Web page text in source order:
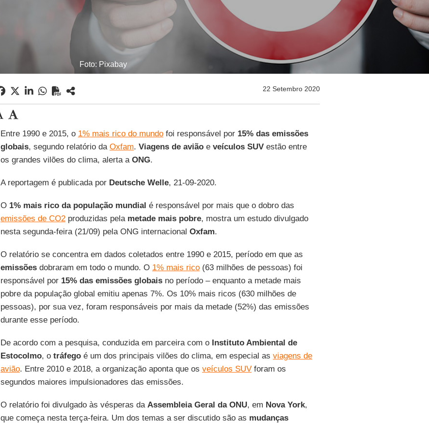
Foto: Pixabay
22 Setembro 2020
Entre 1990 e 2015, o 1% mais rico do mundofoi responsável por 15% das emissões
globais, segundo relatório da Oxfam. Viagens de avião eveículos SUVestão entre
os grandes vilões do clima, alerta a ONG.
A reportagem é publicada por Deutsche Welle, 21-09-2020.
O 1% mais rico da população mundial é responsável por mais que o dobro das
emissões de CO2produzidas pela metade mais pobre, mostra um estudo divulgado
nesta segunda-feira (21/09) pela ONG internacional Oxfam.
O relatório se concentra em dados coletados entre 1990 e 2015, período em que as
emissõesdobraram em todo o mundo. O 1% mais rico(63 milhões de pessoas) foi
responsável por 15% das emissões globaisno período – enquanto a metade mais
pobre da população global emitiu apenas 7%. Os 10% mais ricos (630 milhões de
pessoas), por sua vez, foram responsáveis ​​por mais da metade (52%) das emissões
durante esse período.
De acordo com a pesquisa, conduzida em parceira com o Instituto Ambiental de
Estocolmo, o tráfegoé um dos principais vilões do clima, em especial as viagens de
avião. Entre 2010 e 2018, a organização aponta que os veículos SUVforam os
segundos maiores impulsionadores das emissões.
O relatório foi divulgado às vésperas da Assembleia Geral da ONU, em Nova York,
que começa nesta terça-feira. Um dos temas a ser discutido são as mudanças